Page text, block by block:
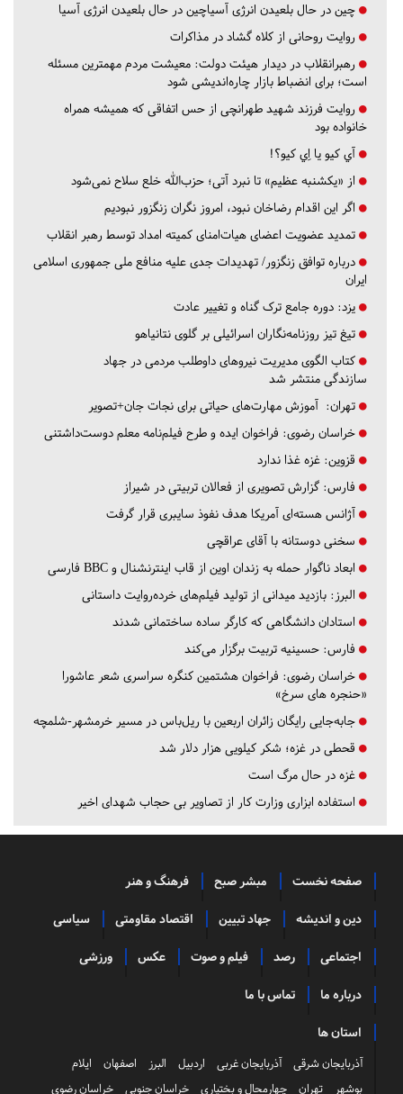
چین در حال بلعیدن انرژی آسیاچین در حال بلعیدن انرژی آسیا
روایت روحانی از کلاه گشاد در مذاکرات
رهبرانقلاب در دیدار هیئت دولت: معیشت مردم مهمترین مسئله
است؛ برای انضباط بازار چاره‌اندیشی شود
روایت فرزند شهید طهرانچی از حس اتفاقی که همیشه همراه
خانواده بود
آي كيو يا اِي كيو؟!
از «یکشنبه عظیم» تا نبرد آتی؛ حزب‌الله خلع سلاح نمی‌شود
اگر این اقدام رضاخان نبود، امروز نگران زنگزور نبودیم
تمدید عضویت اعضای هیات‌امنای کمیته امداد توسط رهبر انقلاب
درباره توافق زنگزور/ تهدیدات جدی علیه منافع ملی جمهوری اسلامی
ایران
یزد: دوره جامع ترک گناه و تغییر عادت
تیغ تیز روزنامه‌نگاران اسرائیلی بر گلوی نتانیاهو
کتاب الگوی مدیریت نیروهای داوطلب مردمی در جهاد
سازندگی منتشر شد
تهران: آموزش مهارت‌های حیاتی برای نجات جان+تصویر
خراسان رضوی: فراخوان ایده و طرح فیلم‌نامه معلم دوست‌داشتنی
قزوین: غزه غذا ندارد
فارس: گزارش تصویری از فعالان تربیتی در شیراز
آژانس هسته‌ای آمریکا هدف نفوذ سایبری قرار گرفت
سخنی دوستانه با آقای عراقچی
ابعاد ناگوار حمله به زندان اوین از قاب اینترنشنال و BBC فارسی
البرز: بازدید میدانی از تولید فیلم‌های خرده‌روایت داستانی
استادان دانشگاهی که کارگر ساده ساختمانی شدند
فارس: حسینیه تربیت برگزار می‌کند
خراسان رضوی: فراخوان هشتمین کنگره سراسری شعر عاشورا
«حنجره های سرخ»
جابه‌جایی رایگان زائران اربعین با ریل‌باس در مسیر خرمشهر-شلمچه
قحطی در غزه؛ شکر کیلویی هزار دلار شد
غزه در حال مرگ است
استفاده ابزاری وزارت کار از تصاویر بی حجاب شهدای اخیر
صفحه نخست مبشر صبح فرهنگ و هنر
دین و اندیشه جهاد تبیین اقتصاد مقاومتی سیاسی
اجتماعی رصد فیلم و صوت عکس ورزشی
درباره ما تماس با ما
استان ها
آذربایجان شرقی آذربایجان غربی اردبیل البرز اصفهان
ایلام
بوشهر
تهران چهارمحال و بختیاری خراسان جنوبی خراسان رضوی